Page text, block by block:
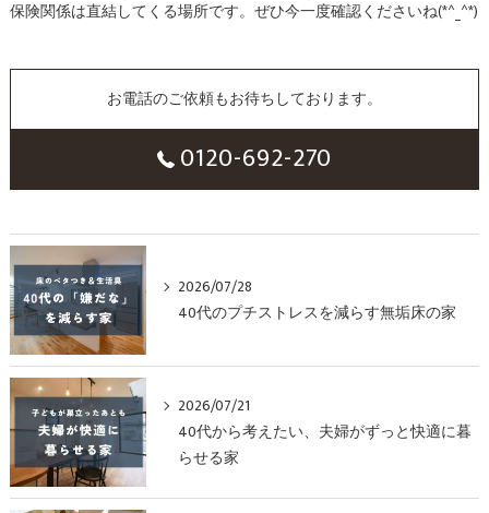
保険関係は直結してくる場所です。ぜひ今一度確認くださいね(*^_^*)
お電話のご依頼もお待ちしております。
0120-692-270
2026/07/28
40代のプチストレスを減らす無垢床の家
2026/07/21
40代から考えたい、夫婦がずっと快適に暮
らせる家